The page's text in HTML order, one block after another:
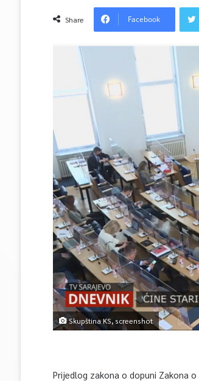
Share Facebook
Skupština KS, screenshot
Prijedlog zakona o dopuni Zakona